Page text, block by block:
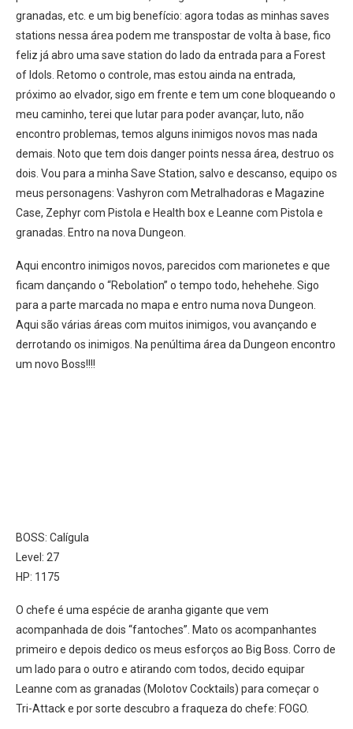
granadas, etc. e um big benefício: agora todas as minhas saves
stations nessa área podem me transpostar de volta à base, fico
feliz já abro uma save station do lado da entrada para a Forest
of Idols. Retomo o controle, mas estou ainda na entrada,
próximo ao elvador, sigo em frente e tem um cone bloqueando o
meu caminho, terei que lutar para poder avançar, luto, não
encontro problemas, temos alguns inimigos novos mas nada
demais. Noto que tem dois danger points nessa área, destruo os
dois. Vou para a minha Save Station, salvo e descanso, equipo os
meus personagens: Vashyron com Metralhadoras e Magazine
Case, Zephyr com Pistola e Health box e Leanne com Pistola e
granadas. Entro na nova Dungeon.
Aqui encontro inimigos novos, parecidos com marionetes e que
ficam dançando o “Rebolation” o tempo todo, hehehehe. Sigo
para a parte marcada no mapa e entro numa nova Dungeon.
Aqui são várias áreas com muitos inimigos, vou avançando e
derrotando os inimigos. Na penúltima área da Dungeon encontro
um novo Boss!!!!
BOSS: Calígula
Level: 27
HP: 1175
O chefe é uma espécie de aranha gigante que vem
acompanhada de dois “fantoches”. Mato os acompanhantes
primeiro e depois dedico os meus esforços ao Big Boss. Corro de
um lado para o outro e atirando com todos, decido equipar
Leanne com as granadas (Molotov Cocktails) para começar o
Tri-Attack e por sorte descubro a fraqueza do chefe: FOGO.